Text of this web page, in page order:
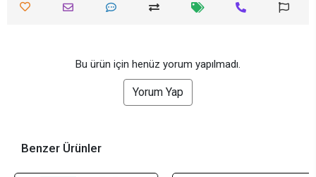
Bu ürün için henüz yorum yapılmadı.
Yorum Yap
Benzer Ürünler